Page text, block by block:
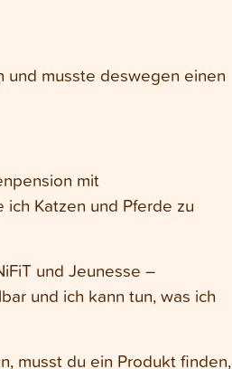
und musste deswegen einen
mit
Katzen und Pferde zu
und Jeunesse –
und ich kann tun, was ich
musst du ein Produkt finden,